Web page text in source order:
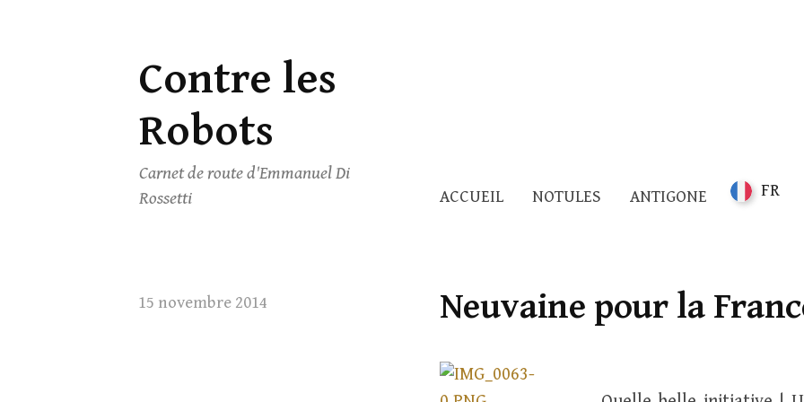
Skip
to
content
Contre les
Robots
Carnet de route d'Emmanuel Di
Rossetti
ACCUEIL NOTULES ANTIGONE FR
15 novembre 2014 Neuvaine pour la